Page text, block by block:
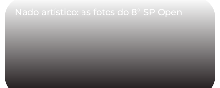
Nado artístico: as fotos do 8º SP Open